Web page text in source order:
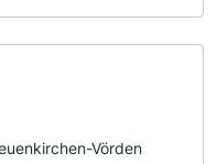
Vörden